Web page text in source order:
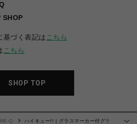
SHOP
基づく表記は こちら
こちら
SHOP TOP
Q
ハイキュー!! | グラスマーカー付グラス